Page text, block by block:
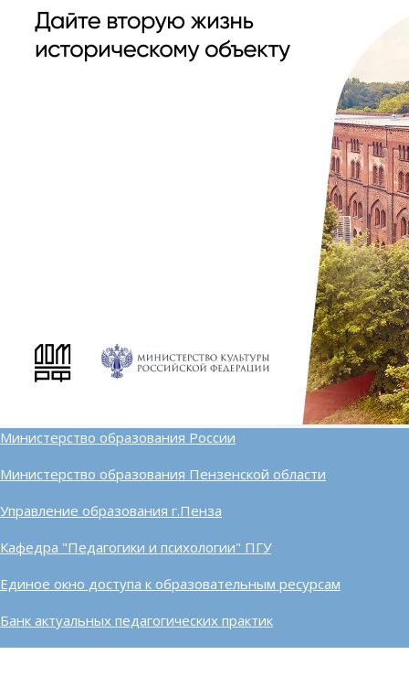
Министерство образования России
Министерство образования Пензенской области
Управление образования г.Пенза
Кафедра "Педагогики и психологии" ПГУ
Единое окно доступа к образовательным ресурсам
Банк актуальных педагогических практик